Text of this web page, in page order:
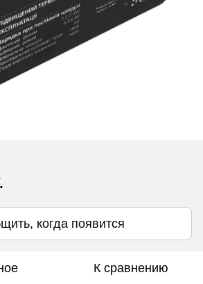
когда появится
К сравнению